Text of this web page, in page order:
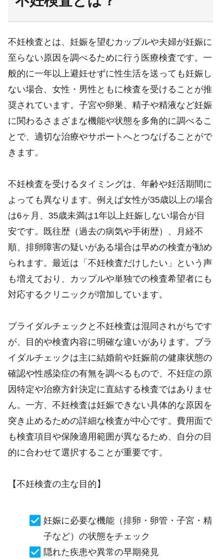
不妊検査とは、妊娠を望むカップルや夫婦が妊娠に
至らない原因を調べるために行う医療検査です。一
般的に一年以上避妊せずに性生活を送っても妊娠し
ない場合、女性・男性ともに検査を受けることが推
奨されています。子宮や卵巣、精子や精液など妊娠
に関わるさまざまな機能や状態を多角的に調べるこ
とで、適切な治療やサポートへとつなげることがで
きます。
不妊検査を受けるタイミングは、年齢や妊活期間に
よっても異なります。例えば女性が35歳以上の場合
は6ヶ月、35歳未満は1年以上妊娠しない場合が目
安です。既往歴（過去の病気や手術歴）、月経不
順、排卵障害の疑いがある場合は早めの検査が勧め
られます。最近は「不妊検査だけしたい」という声
も増えており、カップルや単独での検査希望者にも
対応するクリニックが増加しています。
ブライダルチェックと不妊検査は混同されがちです
が、目的や検査内容に明確な違いがあります。ブラ
イダルチェックは主に結婚前や妊娠前の健康状態の
確認や性感染症の有無を調べるもので、不妊症の原
因特定や治療方針決定に直結する検査ではありませ
ん。一方、不妊検査は妊娠できない具体的な原因を
突き止めるための詳細な検査が中心です。費用面で
も検査項目や保険適用範囲が異なるため、自分の目
的に合わせて選択することが重要です。
【不妊検査の主な目的】
妊娠に必要な機能（排卵・卵管・子宮・精
子など）の状態をチェック
隠れた疾患や異常の早期発見